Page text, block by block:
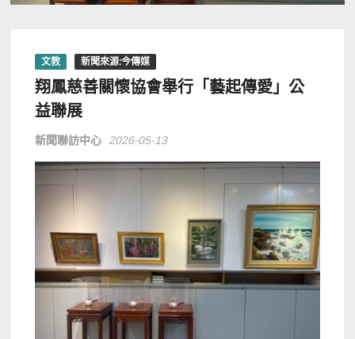
文教 新聞來源:今傳媒
翔鳳慈善關懷協會舉行「藝起傳愛」公
益聯展
新聞聯訪中心 2026-05-13